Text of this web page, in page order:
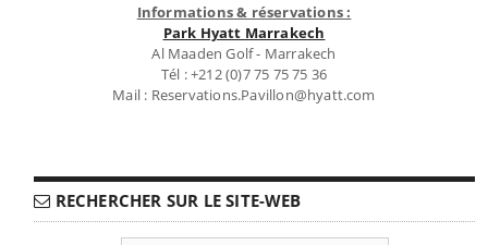
Informations & réservations :
Park Hyatt Marrakech
Al Maaden Golf - Marrakech
Tél : +212 (0)7 75 75 75 36
Mail : Reservations.Pavillon@hyatt.com
RECHERCHER SUR LE SITE-WEB